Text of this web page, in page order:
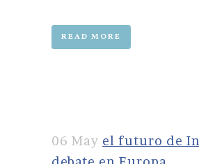
READ MORE
06 May el futuro de